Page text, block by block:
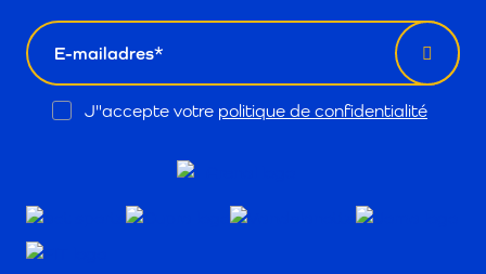
email
J"accepte votre politique de confidentialité